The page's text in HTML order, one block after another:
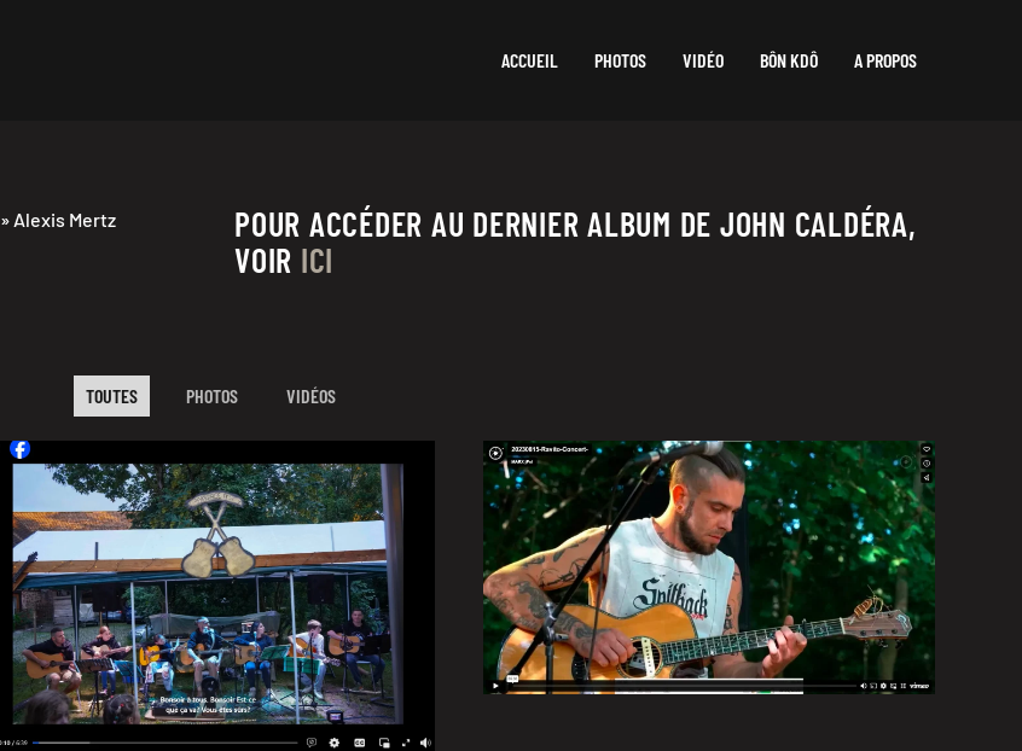
ACCUEIL PHOTOS VIDÉO BÔN KDÔ A PROPOS
» Alexis Mertz
POUR ACCÉDER AU DERNIER ALBUM DE JOHN CALDÉRA,
VOIR ICI
TOUTES PHOTOS VIDÉOS
école de musique Alexis Mertz
VOIR LA VIDÉO
Alexis Mertzen concert au « Ravito des Cyclos« ,
avec l’équipe de «Repère des Alsaciens«
Le 15 août 2023
VIDÉO